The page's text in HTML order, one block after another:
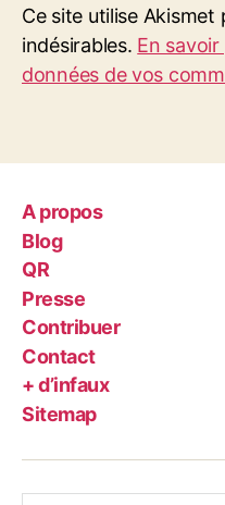
Ce site utilise Akismet
indésirables. En
données de vos
A propos
Blog
QR
Presse
Contribuer
Contact
+ d’infaux
Sitemap